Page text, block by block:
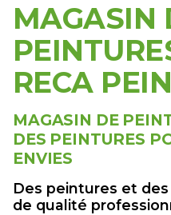
MAGASIN
RECA
MAGASIN DE
DES PEINTURES
ENVIES
Des peintures et
de qualité